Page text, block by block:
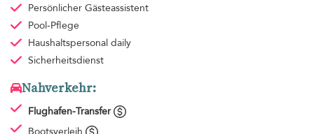
Persönlicher Gästeassistent
Pool-Pflege
Haushaltspersonal daily
Sicherheitsdienst
Nahverkehr:
Flughafen-Transfer